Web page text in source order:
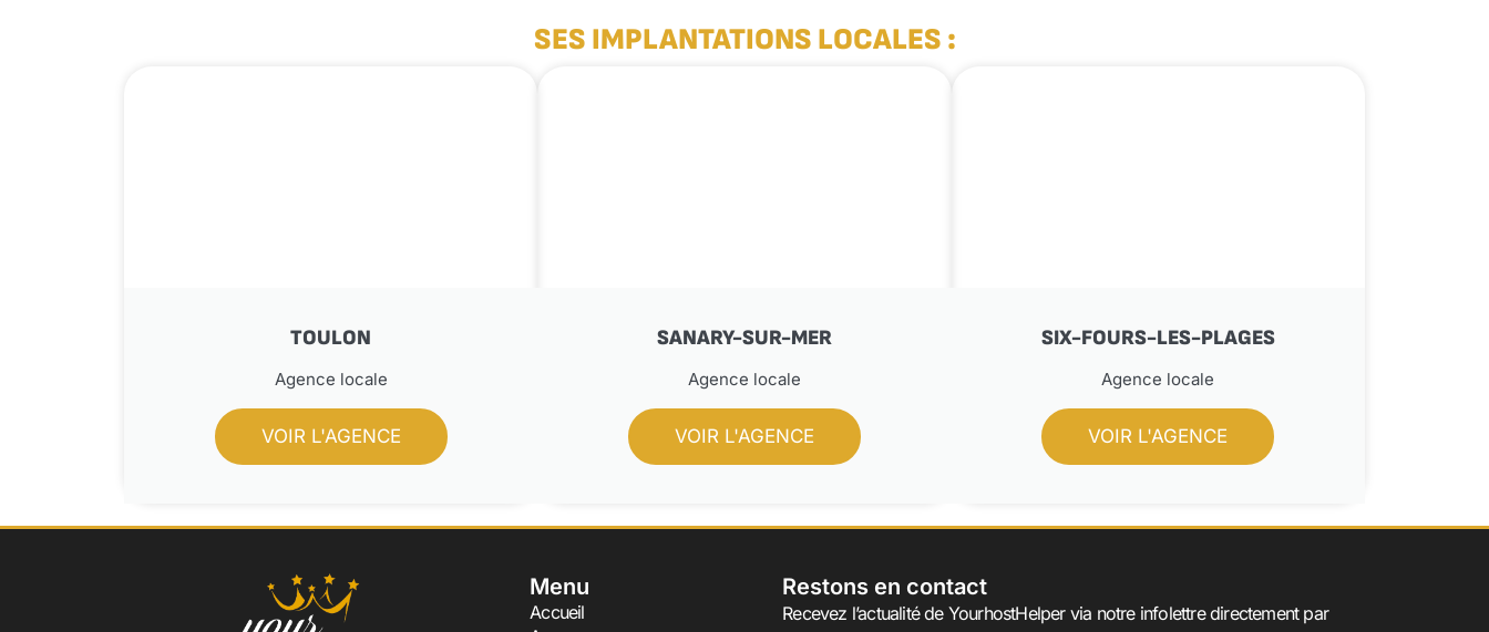
SES IMPLANTATIONS LOCALES :
TOULON
Agence locale
VOIR L'AGENCE
SANARY-SUR-MER
Agence locale
VOIR L'AGENCE
SIX-FOURS-LES-PLAGES
Agence locale
VOIR L'AGENCE
Menu
Accueil
Restons en contact
Recevez l’actualité de YourhostHelper via notre infolettre directement par